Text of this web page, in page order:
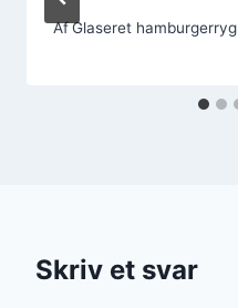
AfGlaseret hamburgerryg
Skriv et svar